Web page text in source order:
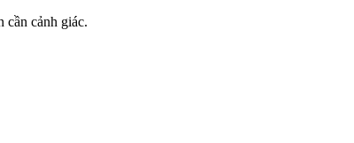
cần cảnh giác.